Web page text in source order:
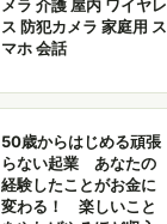
メラ 介護 屋内 ワイヤレ
ス 防犯カメラ 家庭用 ス
マホ 会話
50歳からはじめる頑張
らない起業 あなたの
経験したことがお金に
変わる！ 楽しいこと